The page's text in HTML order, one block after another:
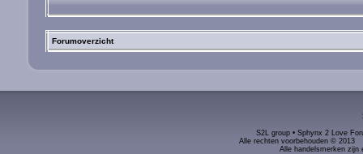
Forumoverzicht
S2L group • Sphynx 2 Love
Alle rechten voorbehouden ©
Alle handelsmerken zijn